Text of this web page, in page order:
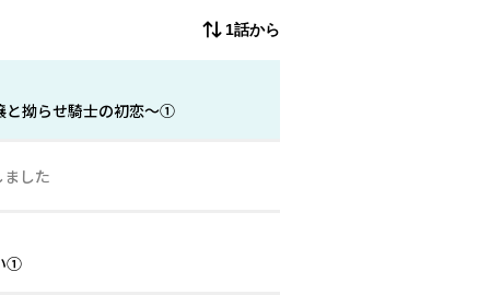
1話から
と拗らせ騎士の初恋〜①
した
①